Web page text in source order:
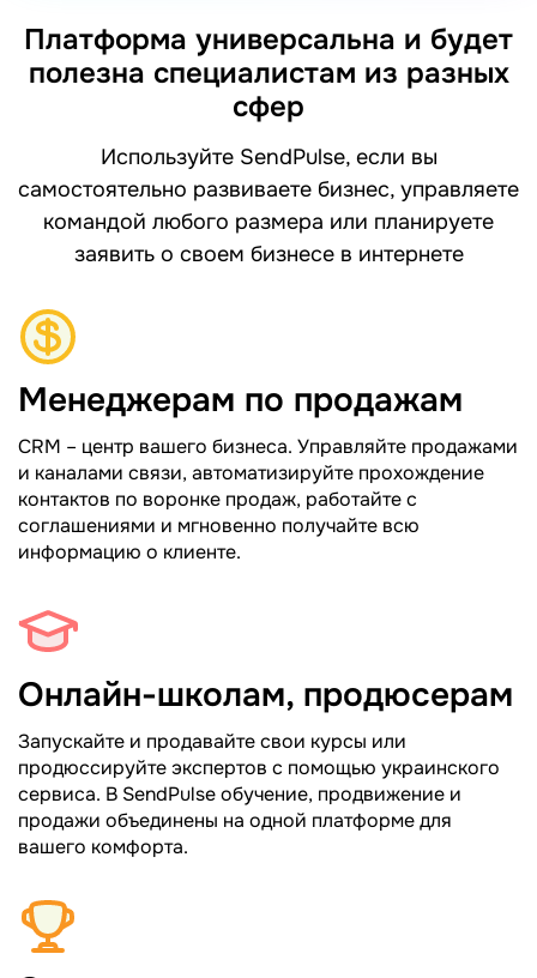
Платформа универсальна и будет
полезна специалистам из разных
сфер
Используйте SendPulse, если вы
самостоятельно развиваете бизнес, управляете
командой любого размера или планируете
заявить о своем бизнесе в интернете
Менеджерам по продажам
CRM – центр вашего бизнеса. Управляйте продажами
и каналами связи, автоматизируйте прохождение
контактов по воронке продаж, работайте с
соглашениями и мгновенно получайте всю
информацию о клиенте.
Онлайн-школам, продюсерам
Запускайте и продавайте свои курсы или
продюссируйте экспертов с помощью украинского
сервиса. В SendPulse обучение, продвижение и
продажи объединены на одной платформе для
вашего комфорта.